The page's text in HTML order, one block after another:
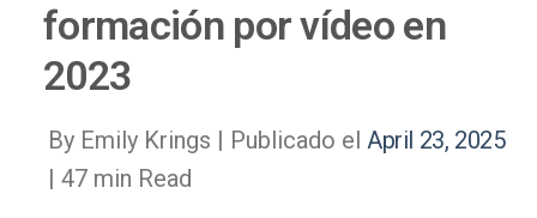
formación por vídeo en
2023
By Emily Krings | Publicado el April 23, 2025
| 47 min Read